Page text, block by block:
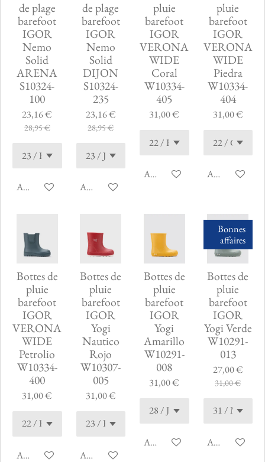
de plage
barefoot
IGOR
Nemo
Solid
ARENA
S10324-
100
23,16 €
28,95 €
Ajouter au panier
de plage
barefoot
IGOR
Nemo
Solid
DIJON
S10324-
235
23,16 €
28,95 €
Ajouter au panier
pluie
barefoot
IGOR
VERONA
WIDE
Coral
W10334-
405
31,00 €
Ajouter au panier
pluie
barefoot
IGOR
VERONA
WIDE
Piedra
W10334-
404
31,00 €
Ajouter au
Bottes de
pluie
barefoot
IGOR
VERONA
WIDE
Petrolio
W10334-
400
31,00 €
Ajouter au panier
Bottes de
pluie
barefoot
IGOR
Yogi
Nautico
Rojo
W10307-
005
31,00 €
Ajouter au panier
Bottes de
pluie
barefoot
IGOR
Yogi
Amarillo
W10291-
008
31,00 €
Ajouter au panier
Bonnes
affaires
Bottes de
pluie
barefoot
IGOR
Yogi Verde
W10291-
013
27,00 €
31,00 €
Ajouter au